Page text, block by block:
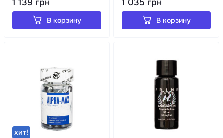
1 139 грн
В корзину
1 035 грн
В корзину
хит!